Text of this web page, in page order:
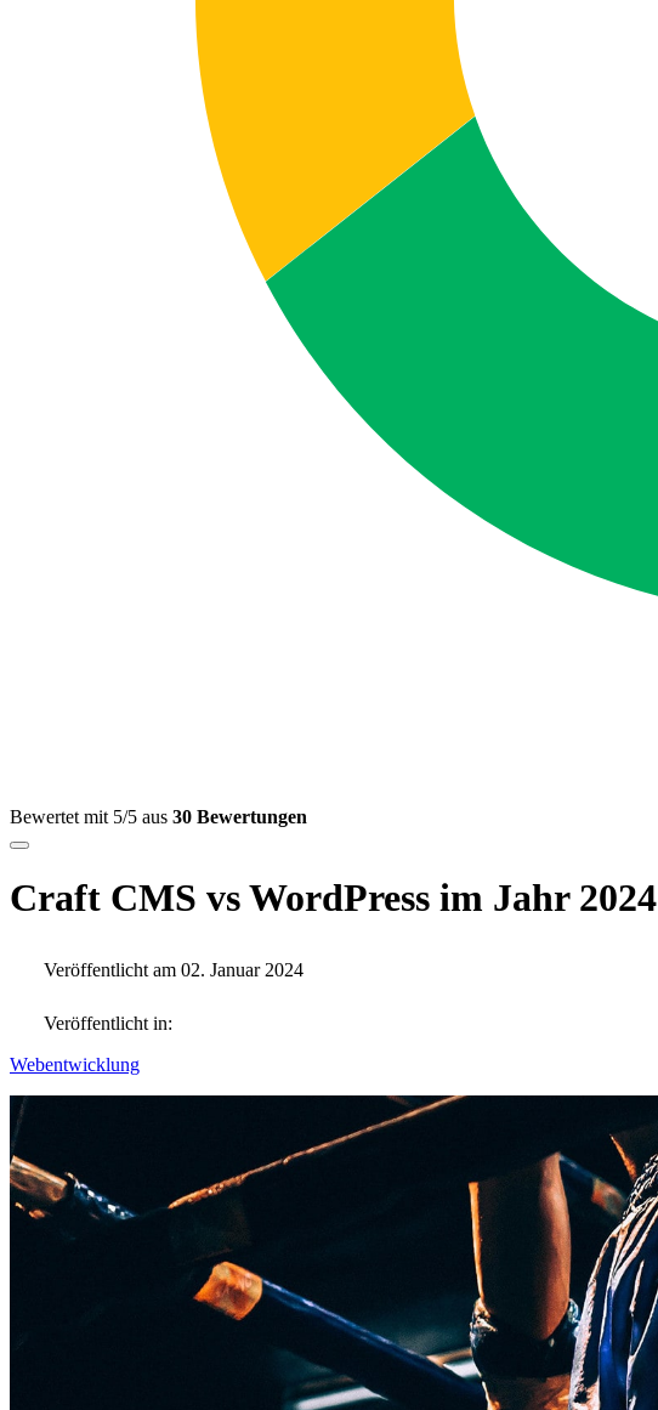
Bewertet mit 5/5 aus 30 Bewertungen
Craft CMS vs WordPress im Jahr 2024
Veröffentlicht am 02. Januar 2024
Veröffentlicht in:
Webentwicklung